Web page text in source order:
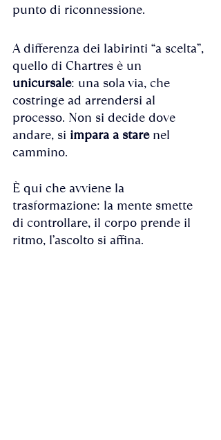
punto di riconnessione.
A differenza dei labirinti “a scelta”,
quello di Chartres è un
unicursale: una sola via, che
costringe ad arrendersi al
processo. Non si decide dove
andare, si impara a stare nel
cammino.
È qui che avviene la
trasformazione: la mente smette
di controllare, il corpo prende il
ritmo, l’ascolto si affina.